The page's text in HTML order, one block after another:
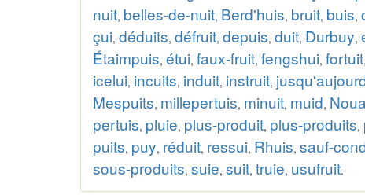
nuit, belles-de-nuit, Berd'huis, bruit, buis,
çui, déduits, défruit, depuis, duit, Durbuy,
Étaimpuis, étui, faux-fruit, fengshui, fortuit,
icelui, incuits, induit, instruit,
Mespuits, millepertuis, minuit, muid,
pertuis, pluie, plus-produit, plus-produits,
puits, puy, réduit, ressui, Rhuis, sauf-
sous-produits, suie, suit, truie, usufruit.